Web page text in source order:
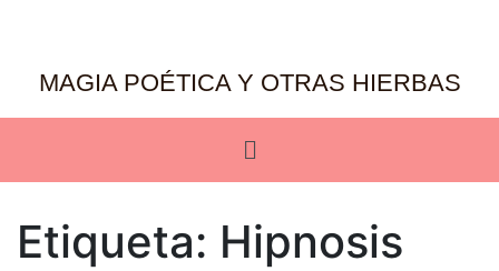
MAGIA POÉTICA Y OTRAS HIERBAS
Etiqueta: Hipnosis